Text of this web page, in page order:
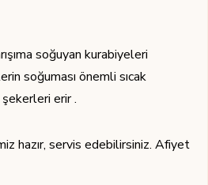
soğuyan kurabiyeleri
soğuması önemli sıcak
erir .
hazır, servis edebilirsiniz. Afiyet